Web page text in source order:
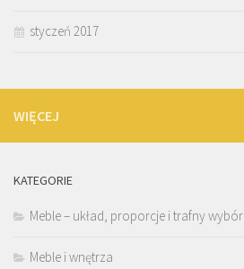
styczeń 2017
WIĘCEJ
KATEGORIE
Meble – układ, proporcje i trafny wybór
Meble i wnętrza